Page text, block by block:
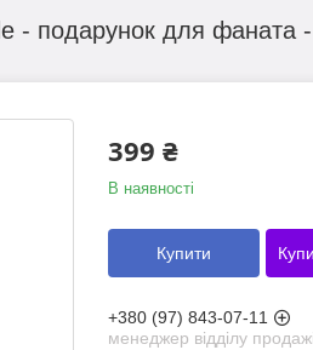
- подарунок для фаната
399 ₴
В наявності
Купити
+380 (97) 843-07-11
менеджер відділу